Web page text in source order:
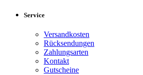
Service
Versandkosten
Rücksendungen
Zahlungsarten
Kontakt
Gutscheine